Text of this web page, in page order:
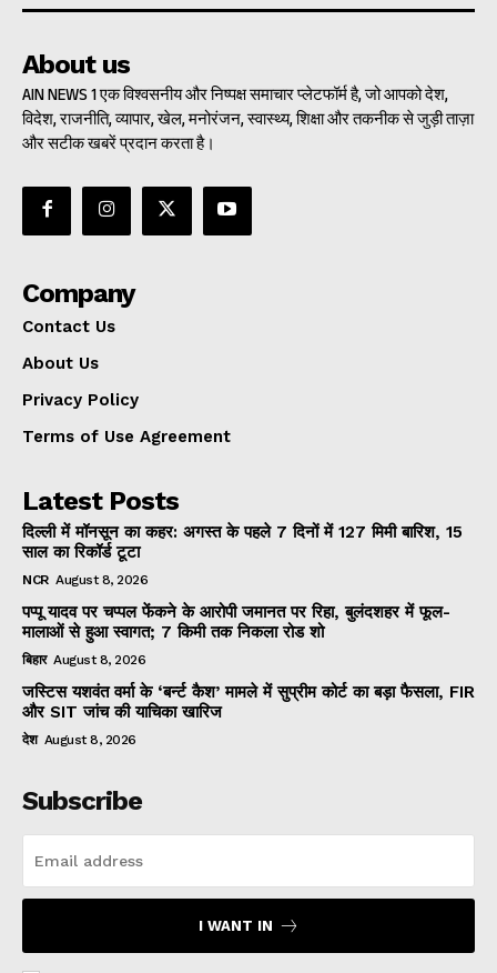
About us
AIN NEWS 1 एक विश्वसनीय और निष्पक्ष समाचार प्लेटफॉर्म है, जो आपको देश,
विदेश, राजनीति, व्यापार, खेल, मनोरंजन, स्वास्थ्य, शिक्षा और तकनीक से जुड़ी ताज़ा
और सटीक खबरें प्रदान करता है।
Company
Contact Us
About Us
Privacy Policy
Terms of Use Agreement
Latest Posts
दिल्ली में मॉनसून का कहर: अगस्त के पहले 7 दिनों में 127 मिमी बारिश, 15
साल का रिकॉर्ड टूटा
NCR August 8, 2026
पप्पू यादव पर चप्पल फेंकने के आरोपी जमानत पर रिहा, बुलंदशहर में फूल-
मालाओं से हुआ स्वागत; 7 किमी तक निकला रोड शो
बिहार August 8, 2026
जस्टिस यशवंत वर्मा के ‘बर्न्ट कैश’ मामले में सुप्रीम कोर्ट का बड़ा फैसला, FIR
और SIT जांच की याचिका खारिज
देश August 8, 2026
Subscribe
I WANT IN